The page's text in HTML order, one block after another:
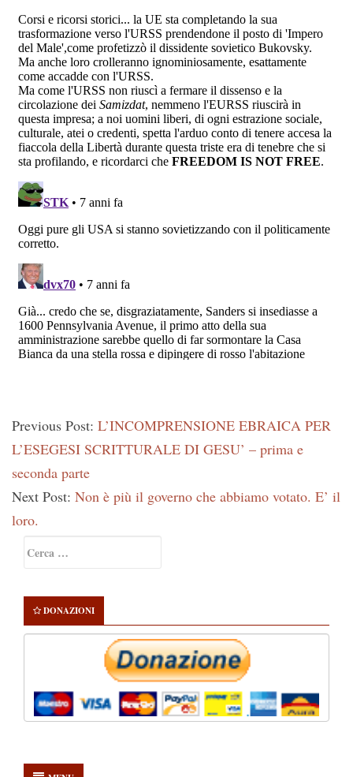
Previous Post: L’INCOMPRENSIONE EBRAICA PER
L’ESEGESI SCRITTURALE DI GESU’ – prima e
seconda parte
Next Post: Non è più il governo che abbiamo votato. E’ il
loro.
Sidebar
per:
DONAZIONI